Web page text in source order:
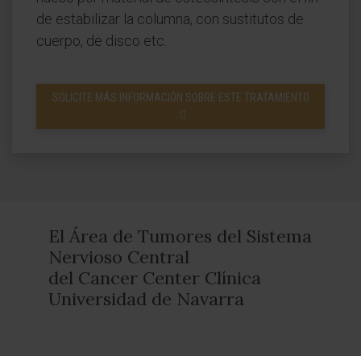
de estabilizar la columna, con sustitutos de
cuerpo, de disco etc.
SOLICITE MÁS INFORMACIÓN SOBRE ESTE TRATAMIENTO
El Área de Tumores del Sistema
Nervioso Central
del Cancer Center Clínica
Universidad de Navarra